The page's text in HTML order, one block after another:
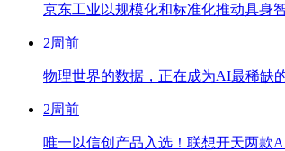
京东工业以规模化和标准化推动具身
2周前
物理世界的数据，正在成为AI最稀缺
2周前
唯一以信创产品入选！联想开天两款